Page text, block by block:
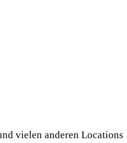
vielen anderen Locations